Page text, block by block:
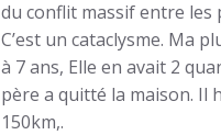
du conflit massif entre les
C’est un cataclysme. Ma
à 7 ans, Elle en avait 2
père a quitté la maison. Il
150km,.